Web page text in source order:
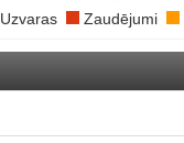
Uzvaras Zaudējumi